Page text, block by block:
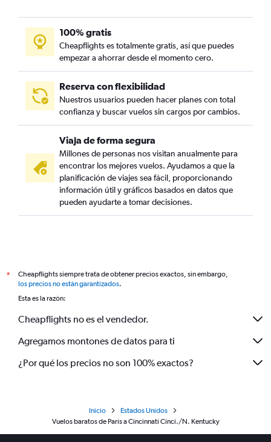
100% gratis
Cheapflights es totalmente gratis, así que puedes
empezar a ahorrar desde el momento cero.
Reserva con flexibilidad
Nuestros usuarios pueden hacer planes con total
confianza y buscar vuelos sin cargos por cambios.
Viaja de forma segura
Millones de personas nos visitan anualmente para
encontrar los mejores vuelos. Ayudamos a que la
planificación de viajes sea fácil, proporcionando
información útil y gráficos basados en datos que
pueden ayudarte a tomar decisiones.
*
Cheapflights siempre trata de obtener precios exactos, sin embargo,
los precios no están garantizados.
Esta es la razón:
Cheapflights no es el vendedor.
Agregamos montones de datos para ti
¿Por qué los precios no son 100% exactos?
Inicio
Estados Unidos
Vuelos baratos de París a Cincinnati Cinci./N. Kentucky